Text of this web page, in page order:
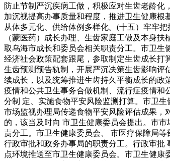
防止节制严沉疾病工做，积极应对生齿老龄
加沉视提高办事质量和程度，推进卫生健康
从体多元化、供给体例多样化。(十五）牢牢
（蒙医药）成长办理、生齿家庭工做及本身
取乌海市成长和委员会相关职责分工。市卫
经济社会政策配套跟尾，参取制定生齿成长
生齿预测预告轨制，开展严沉决策生齿影响
续成长，以及统筹推进生齿持久平衡成长的政
疫情和公共卫生事务合做机制、流行症疫情
分制 定、实施食物平安风险监测打算。市卫
市场监视办理局传递食物平安风险评估成果
的，该当及时向 市卫生健康委员会提出。市
责分工。市卫生健康委员会、 市医疗保障局
行政审批和政务办事局的职责分工。行政审
点环境推送至市卫生健康委员会。市卫生健